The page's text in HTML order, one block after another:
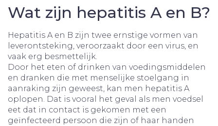
Wat zijn hepatitis A en B?
Hepatitis A en B zijn twee ernstige vormen van
leverontsteking, veroorzaakt door een virus, en
vaak erg besmettelijk.
Door het eten of drinken van voedingsmiddelen
en dranken die met menselijke stoelgang in
aanraking zijn geweest, kan men hepatitis A
oplopen. Dat is vooral het geval als men voedsel
eet dat in contact is gekomen met een
geïnfecteerd persoon die zijn of haar handen